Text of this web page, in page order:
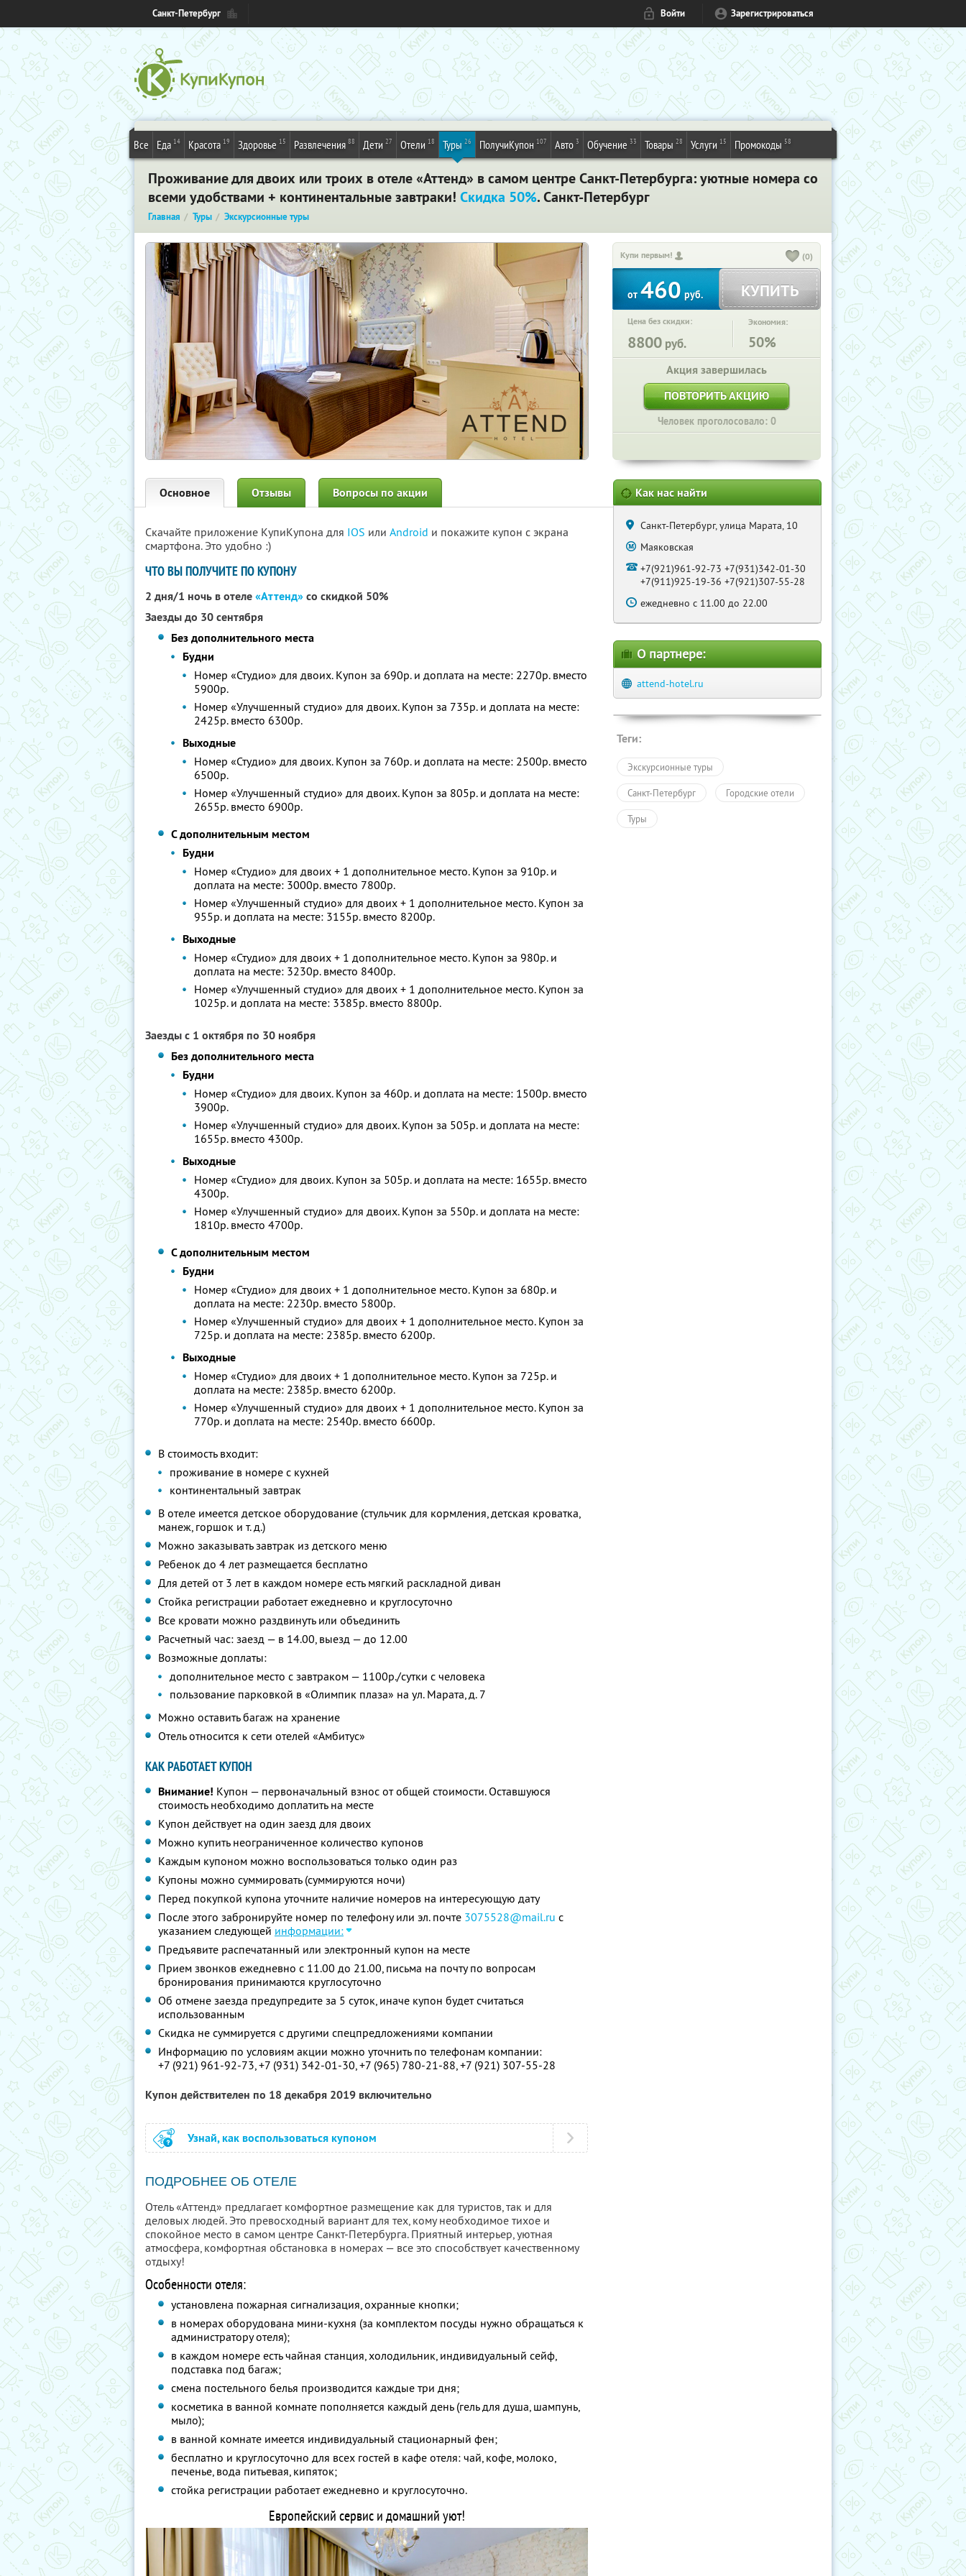
Санкт-Петербург Войти Зарегистрироваться
Все Еда 14 Красота 19 Здоровье 15 Развлечения 88 Дети 27 Отели 18 Туры 26 ПолучиКупон 107 Авто 3 Обучение 33 Товары 28 Услуги 15 Промокоды 58
Проживание для двоих или троих в отеле «Аттенд» в самом центре Санкт-Петербурга: уютные номера со
всеми удобствами + континентальные завтраки! Скидка 50%. Санкт-Петербург
Главная Туры Экскурсионные туры
Купи первым! (0)
от460руб. КУПИТЬ
Цена без скидки:
8800 руб.
Экономия:
50%
Акция завершилась
ПОВТОРИТЬ АКЦИЮ
Человек проголосовало: 0
Основное Отзывы Вопросы по акции
Скачайте приложение КупиКупона для IOS или Android и покажите купон с экрана
смартфона. Это удобно :)
ЧТО ВЫ ПОЛУЧИТЕ ПО КУПОНУ
2 дня/1 ночь в отеле«Аттенд»со скидкой 50%
Заезды до 30 сентября
Без дополнительного места
Будни
Номер «Студио» для двоих. Купон за 690р. и доплата на месте: 2270р. вместо
5900р.
Номер «Улучшенный студио» для двоих. Купон за 735р. и доплата на месте:
2425р. вместо 6300р.
Выходные
Номер «Студио» для двоих. Купон за 760р. и доплата на месте: 2500р. вместо
6500р.
Номер «Улучшенный студио» для двоих. Купон за 805р. и доплата на месте:
2655р. вместо 6900р.
С дополнительным местом
Будни
Номер «Студио» для двоих + 1 дополнительное место. Купон за 910р. и
доплата на месте: 3000р. вместо 7800р.
Номер «Улучшенный студио» для двоих + 1 дополнительное место. Купон за
955р. и доплата на месте: 3155р. вместо 8200р.
Выходные
Номер «Студио» для двоих + 1 дополнительное место. Купон за 980р. и
доплата на месте: 3230р. вместо 8400р.
Номер «Улучшенный студио» для двоих + 1 дополнительное место. Купон за
1025р. и доплата на месте: 3385р. вместо 8800р.
Заезды с 1 октября по 30 ноября
Без дополнительного места
Будни
Номер «Студио» для двоих. Купон за 460р. и доплата на месте: 1500р. вместо
3900р.
Номер «Улучшенный студио» для двоих. Купон за 505р. и доплата на месте:
1655р. вместо 4300р.
Выходные
Номер «Студио» для двоих. Купон за 505р. и доплата на месте: 1655р. вместо
4300р.
Номер «Улучшенный студио» для двоих. Купон за 550р. и доплата на месте:
1810р. вместо 4700р.
С дополнительным местом
Будни
Номер «Студио» для двоих + 1 дополнительное место. Купон за 680р. и
доплата на месте: 2230р. вместо 5800р.
Номер «Улучшенный студио» для двоих + 1 дополнительное место. Купон за
725р. и доплата на месте: 2385р. вместо 6200р.
Выходные
Номер «Студио» для двоих + 1 дополнительное место. Купон за 725р. и
доплата на месте: 2385р. вместо 6200р.
Номер «Улучшенный студио» для двоих + 1 дополнительное место. Купон за
770р. и доплата на месте: 2540р. вместо 6600р.
В стоимость входит:
проживание в номере с кухней
континентальный завтрак
В отеле имеется детское оборудование (стульчик для кормления, детская кроватка,
манеж, горшок и т. д.)
Можно заказывать завтрак из детского меню
Ребенок до 4 лет размещается бесплатно
Для детей от 3 лет в каждом номере есть мягкий раскладной диван
Стойка регистрации работает ежедневно и круглосуточно
Все кровати можно раздвинуть или объединить
Расчетный час: заезд — в 14.00, выезд — до 12.00
Возможные доплаты:
дополнительное место с завтраком — 1100р./сутки с человека
пользование парковкой в «Олимпик плаза» на ул. Марата, д. 7
Можно оставить багаж на хранение
Отель относится к сети отелей «Амбитус»
КАК РАБОТАЕТ КУПОН
Внимание! Купон — первоначальный взнос от общей стоимости. Оставшуюся
стоимость необходимо доплатить на месте
Купон действует на один заезд для двоих
Можно купить неограниченное количество купонов
Каждым купоном можно воспользоваться только один раз
Купоны можно суммировать (суммируются ночи)
Перед покупкой купона уточните наличие номеров на интересующую дату
После этого забронируйте номер по телефону или эл. почте 3075528@mail.ru с
указанием следующей информации:
Предъявите распечатанный или электронный купон на месте
Прием звонков ежедневно с 11.00 до 21.00, письма на почту по вопросам
бронирования принимаются круглосуточно
Об отмене заезда предупредите за 5 суток, иначе купон будет считаться
использованным
Скидка не суммируется с другими спецпредложениями компании
Информацию по условиям акции можно уточнить по телефонам компании:
+7 (921) 961-92-73, +7 (931) 342-01-30, +7 (965) 780-21-88, +7 (921) 307-55-28
Купон действителен по 18 декабря 2019 включительно
Узнай, как воспользоваться купоном
ПОДРОБНЕЕ ОБ ОТЕЛЕ
Отель «Аттенд» предлагает комфортное размещение как для туристов, так и для
деловых людей. Это превосходный вариант для тех, кому необходимое тихое и
спокойное место в самом центре Санкт-Петербурга. Приятный интерьер, уютная
атмосфера, комфортная обстановка в номерах — все это способствует качественному
отдыху!
Особенности отеля:
установлена пожарная сигнализация, охранные кнопки;
в номерах оборудована мини-кухня (за комплектом посуды нужно обращаться к
администратору отеля);
в каждом номере есть чайная станция, холодильник, индивидуальный сейф,
подставка под багаж;
смена постельного белья производится каждые три дня;
косметика в ванной комнате пополняется каждый день (гель для душа, шампунь,
мыло);
в ванной комнате имеется индивидуальный стационарный фен;
бесплатно и круглосуточно для всех гостей в кафе отеля: чай, кофе, молоко,
печенье, вода питьевая, кипяток;
стойка регистрации работает ежедневно и круглосуточно.
Европейский сервис и домашний уют!
Как нас найти
Санкт-Петербург, улица Марата, 10
Маяковская
+7(921)961-92-73 +7(931)342-01-30
+7(911)925-19-36 +7(921)307-55-28
ежедневно с 11.00 до 22.00
О партнере:
attend-hotel.ru
Теги:
Экскурсионные туры
Санкт-Петербург Городские отели
Туры